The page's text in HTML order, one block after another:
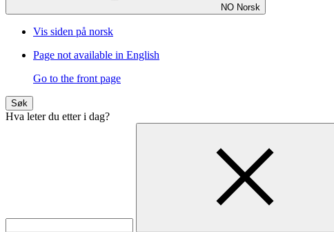
NO Norsk
Vis siden på norsk
Page not available in English
Go to the front page
Søk
Hva leter du etter i dag?